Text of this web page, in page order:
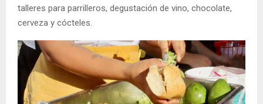
talleres para parrilleros, degustación de vino, chocolate,
cerveza y cócteles.